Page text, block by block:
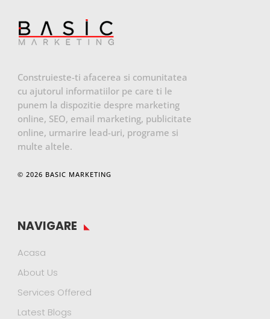
Construieste-ti afacerea si comunitatea
cu ajutorul informatiilor pe care ti le
punem la dispozitie despre marketing
online, SEO, email marketing, publicitate
online, urmarire lead-uri, programe si
multe altele.
© 2026 BASIC MARKETING
NAVIGARE
Acasa
About Us
Services Offered
Latest Blogs